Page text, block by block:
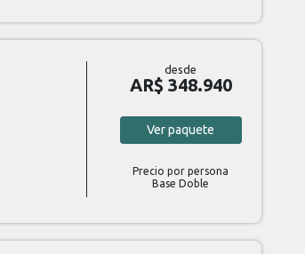
desde
AR$ 348.940
Verpaquete
Precio por persona
Base Doble